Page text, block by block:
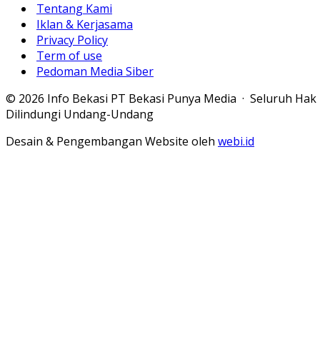
Tentang Kami
Iklan & Kerjasama
Privacy Policy
Term of use
Pedoman Media Siber
© 2026 Info Bekasi PT Bekasi Punya Media · Seluruh Hak
Dilindungi Undang-Undang
Desain & Pengembangan Website oleh webi.id